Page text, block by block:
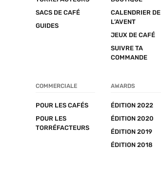
SACS DE CAFÉ
GUIDES
CALENDRIER DE
L’AVENT
JEUX DE CAFÉ
SUIVRE TA
COMMANDE
COMMERCIALE
POUR LES CAFÉS
POUR LES
TORRÉFACTEURS
AWARDS
ÉDITION 2022
ÉDITION 2020
ÉDITION 2019
ÉDITION 2018